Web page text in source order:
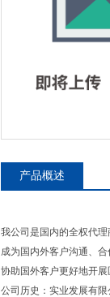
产品概述
我公司是国内的全权代
成为国内外客户沟通、
协助国外客户更好地开
公司历史：实业发展有